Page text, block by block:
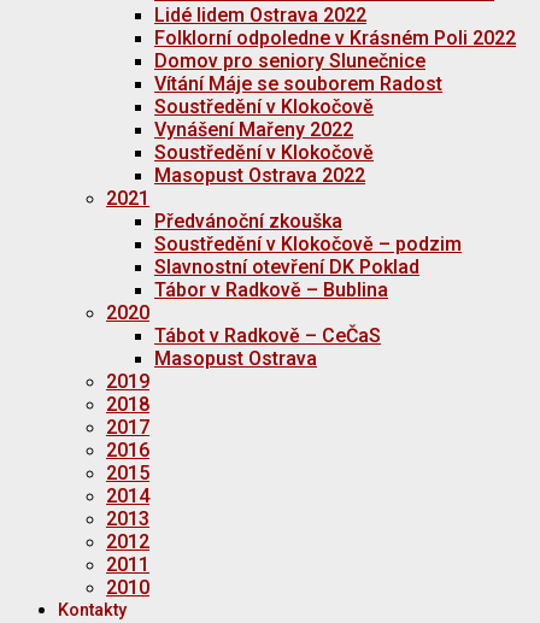
Lidé lidem Ostrava 2022
Folklorní odpoledne v Krásném Poli 2022
Domov pro seniory Slunečnice
Vítání Máje se souborem Radost
Soustředění v Klokočově
Vynášení Mařeny 2022
Soustředění v Klokočově
Masopust Ostrava 2022
2021
Předvánoční zkouška
Soustředění v Klokočově – podzim
Slavnostní otevření DK Poklad
Tábor v Radkově – Bublina
2020
Tábot v Radkově – CeČaS
Masopust Ostrava
2019
2018
2017
2016
2015
2014
2013
2012
2011
2010
Kontakty